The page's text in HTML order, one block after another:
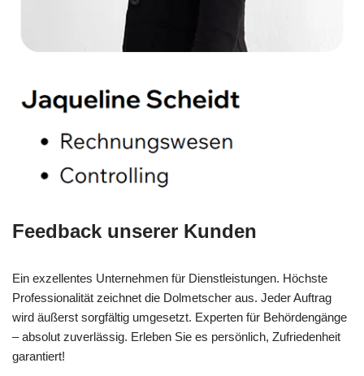
Feedback unserer Kunden
Ein exzellentes Unternehmen für Dienstleistungen. Höchste
Professionalität zeichnet die Dolmetscher aus. Jeder Auftrag
wird äußerst sorgfältig umgesetzt. Experten für Behördengänge
– absolut zuverlässig. Erleben Sie es persönlich, Zufriedenheit
garantiert!